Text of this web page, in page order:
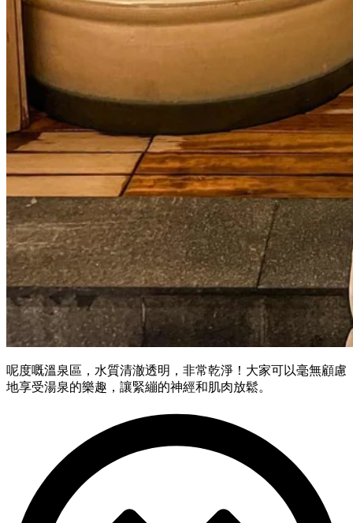
呢度嘅溫泉區，水質清澈透明，非常乾淨！大家可以毫無顧慮
地享受湯泉的樂趣，讓緊繃的神經和肌肉放鬆。